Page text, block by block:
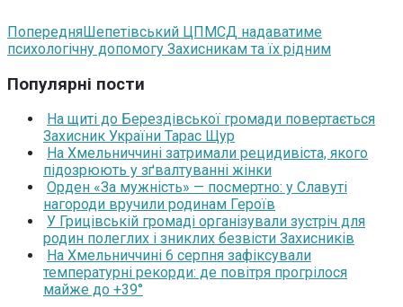
ПопередняШепетівський ЦПМСД надаватиме
психологічну допомогу Захисникам та їх рідним
Популярні пости
На щиті до Берездівської громади повертається
Захисник України Тарас Щур
На Хмельниччині затримали рецидивіста, якого
підозрюють у зґвалтуванні жінки
Орден «За мужність» — посмертно: у Славуті
нагороди вручили родинам Героїв
У Грицівській громаді організували зустріч для
родин полеглих і зниклих безвісти Захисників
На Хмельниччині 6 серпня зафіксували
температурні рекорди: де повітря прогрілося
майже до +39°